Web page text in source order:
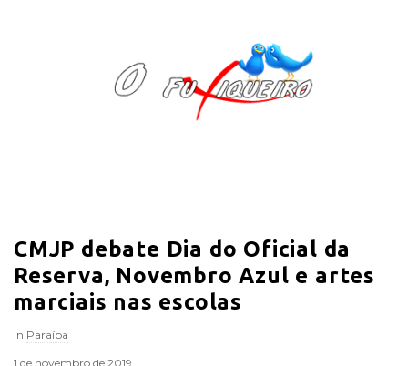
F
q
u
e
CMJP debate Dia do Oficial da
Reserva, Novembro Azul e artes
marciais nas escolas
In Paraíba
1 de novembro de 2019